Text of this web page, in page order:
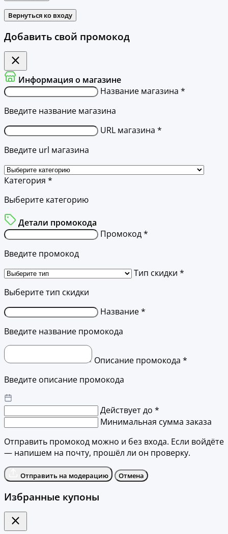
Вернуться ко входу
Добавить свой промокод
Информация о магазине
Название магазина *
Введите название магазина
URL магазина *
Введите url магазина
Категория *
Выберите категорию
Детали промокода
Промокод *
Введите промокод
Тип скидки *
Выберите тип скидки
Название *
Введите название промокода
Описание промокода *
Введите описание промокода
Действует до *
Минимальная сумма заказа
Отправить промокод можно и без входа. Если войдёте
— напишем на почту, прошёл ли он проверку.
Отправить на модерацию Отмена
Избранные купоны